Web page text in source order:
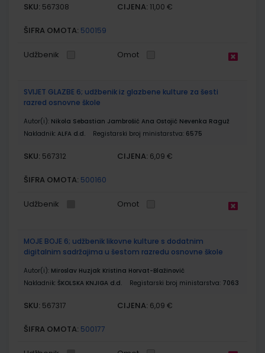
SKU: 567308 CIJENA: 11,00 €
ŠIFRA OMOTA: 500159
Udžbenik Omot
SVIJET GLAZBE 6; udžbenik iz glazbene kulture za šesti
razred osnovne škole
Autor(i): Nikola Sebastian Jambrošić Ana Ostojić Nevenka Raguž
Nakladnik: ALFA d.d. Registarski broj ministarstva: 6575
SKU: 567312 CIJENA: 6,09 €
ŠIFRA OMOTA: 500160
Udžbenik Omot
MOJE BOJE 6; udžbenik likovne kulture s dodatnim
digitalnim sadržajima u šestom razredu osnovne škole
Autor(i): Miroslav Huzjak Kristina Horvat-Blažinović
Nakladnik: ŠKOLSKA KNJIGA d.d. Registarski broj ministarstva: 7063
SKU: 567317 CIJENA: 6,09 €
ŠIFRA OMOTA: 500177